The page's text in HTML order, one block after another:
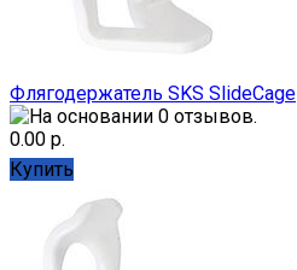
Флягодержатель SKS SlideCage
0.00 р.
Купить